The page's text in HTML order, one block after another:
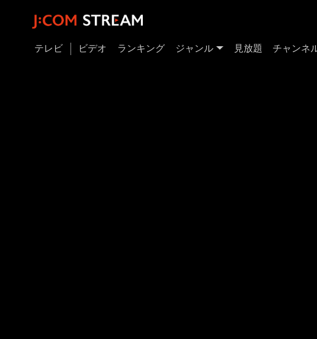
テレビ ビデオ ランキング ジャンル 見放題 チャンネ